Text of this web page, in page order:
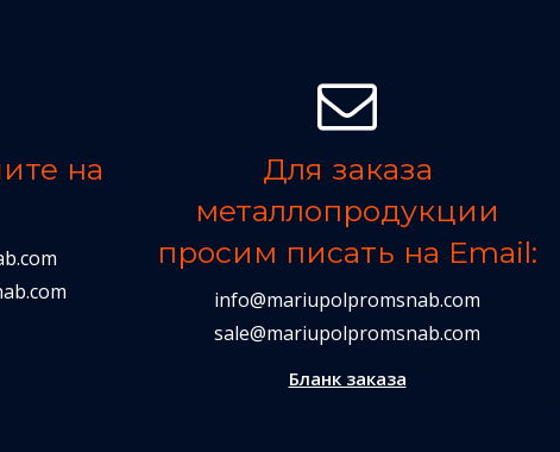
на
Для заказа
металлопродукции
просим писать на Email:
info@mariupolpromsnab.com
sale@mariupolpromsnab.com
Бланк заказа